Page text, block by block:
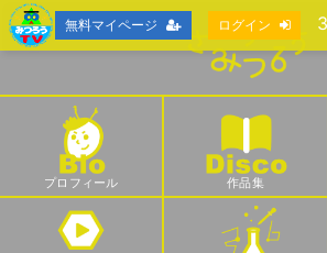
プロフィール 作品集
無料マイページ ログイン